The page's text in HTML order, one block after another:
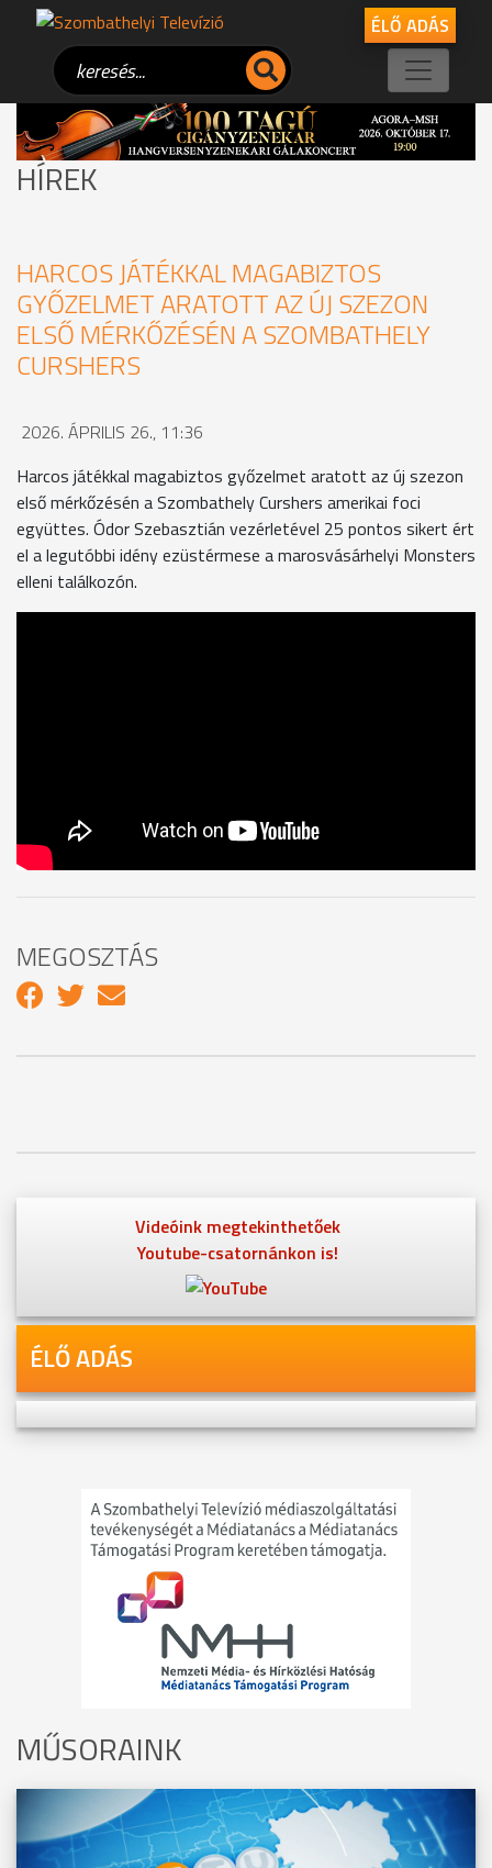
ÉLŐ ADÁS
HÍREK
HARCOS JÁTÉKKAL MAGABIZTOS
GYŐZELMET ARATOTT AZ ÚJ SZEZON
ELSŐ MÉRKŐZÉSÉN A SZOMBATHELY
CURSHERS
2026. ÁPRILIS 26., 11:36
Harcos játékkal magabiztos győzelmet aratott az új szezon
első mérkőzésén a Szombathely Curshers amerikai foci
együttes. Ódor Szebasztián vezérletével 25 pontos sikert ért
el a legutóbbi idény ezüstérmese a marosvásárhelyi Monsters
elleni találkozón.
MEGOSZTÁS
Videóink megtekinthetőek
Youtube-csatornánkon is!
ÉLŐ ADÁS
MŰSORAINK